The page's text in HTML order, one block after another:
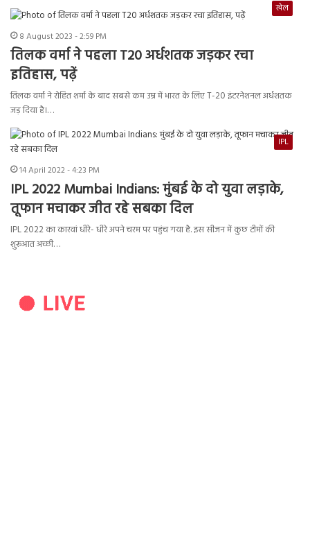
खेल
8 August 2023 - 2:59 PM
तिलक वर्मा ने पहला T20 अर्धशतक जड़कर रचा
इतिहास, पढ़ें
तिलक वर्मा ने रोहित शर्मा के बाद सबसे कम उम्र में भारत के लिए T-20 इंटरनेशनल अर्धशतक
जड़ दिया है।…
IPL
14 April 2022 - 4:23 PM
IPL 2022 Mumbai Indians: मुंबई के दो युवा लड़ाके,
तूफान मचाकर जीत रहे सबका दिल
IPL 2022 का कारवां धीरे- धीरे अपने चरम पर पहुंच गया है. इस सीजन में कुछ टीमों की
शुरूआत अच्छी…